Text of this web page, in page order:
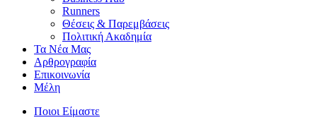
Runners
Θέσεις & Παρεμβάσεις
Πολιτική Ακαδημία
Τα Νέα Μας
Αρθρογραφία
Επικοινωνία
Μέλη
Ποιοι Είμαστε